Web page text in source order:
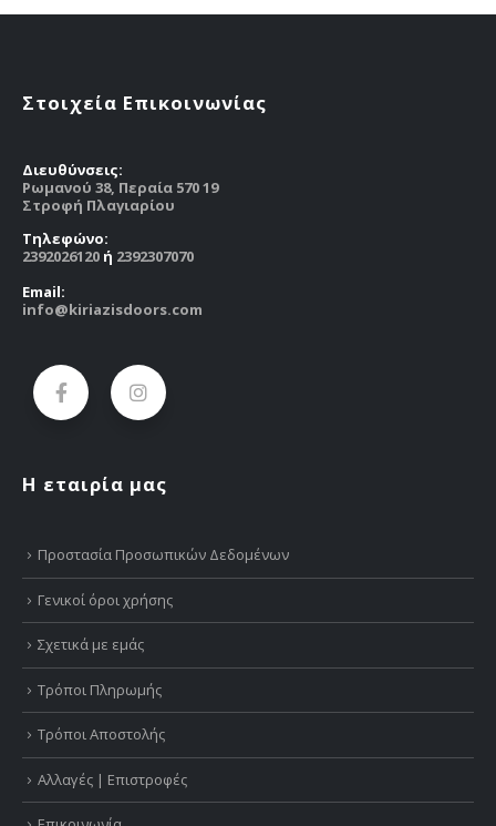
Στοιχεία Επικοινωνίας
Διευθύνσεις:
Ρωμανού 38, Περαία 570 19
Στροφή Πλαγιαρίου
Tηλεφώνο:
2392026120 ή 2392307070
Email:
info@kiriazisdoors.com
Η εταιρία μας
Προστασία Προσωπικών Δεδομένων
Γενικοί όροι χρήσης
Σχετικά με εμάς
Τρόποι Πληρωμής
Τρόποι Αποστολής
Αλλαγές | Επιστροφές